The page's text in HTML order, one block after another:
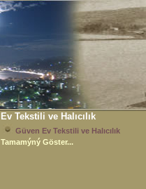
Ev Tekstili ve Halıcılık
Güven Ev Tekstili ve Halıcılık
Tamamýný Göster...